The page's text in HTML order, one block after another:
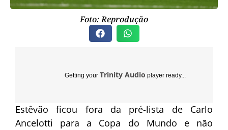
Foto: Reprodução
Getting your Trinity Audio player ready...
Estêvão ficou fora da pré-lista de Carlo
Ancelotti para a Copa do Mundo e não